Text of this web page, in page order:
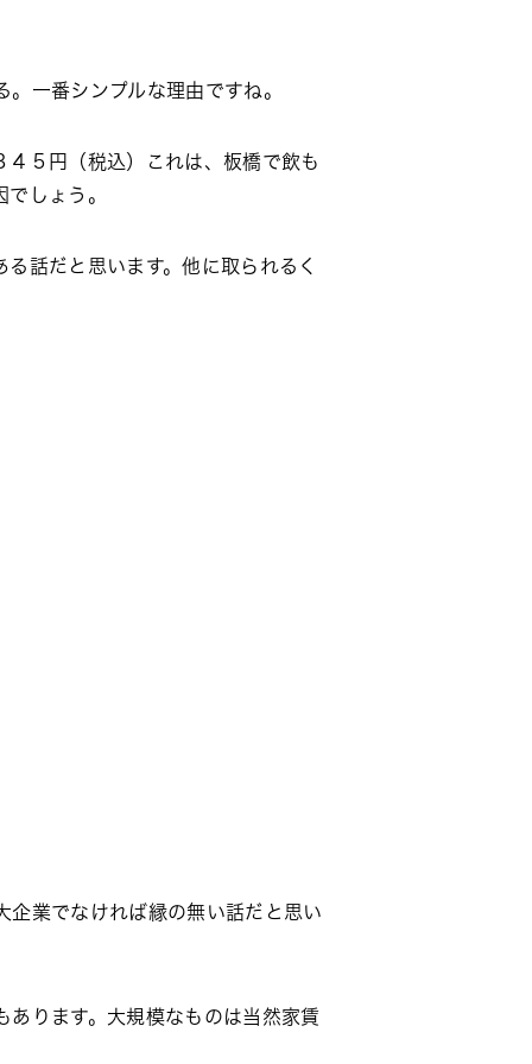
一番シンプルな理由ですね。
５円（税込）これは、板橋で飲も
しょう。
話だと思います。他に取られるく
企業でなければ縁の無い話だと思い
あります。大規模なものは当然家賃